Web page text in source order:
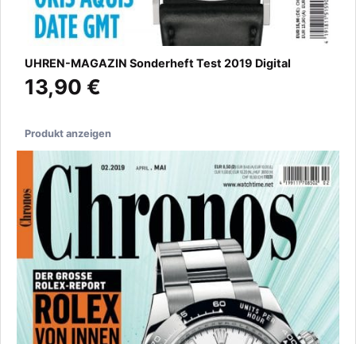
UHREN-MAGAZIN Sonderheft Test 2019 Digital
13,90 €
Produkt anzeigen